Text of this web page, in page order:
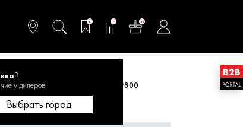
0 0 0
?
у дилеров
Выбрать город
Корд триммерный 0809.029800